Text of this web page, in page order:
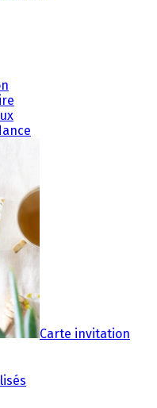
Carte invitation